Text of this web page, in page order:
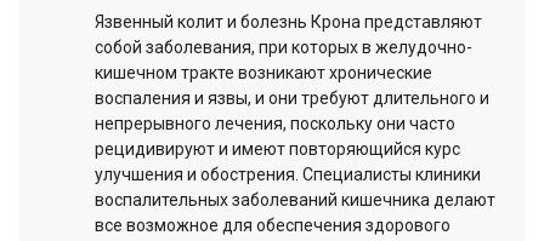
Язвенный колит и болезнь Крона представляют
собой заболевания, при которых в желудочно-
кишечном тракте возникают хронические
воспаления и язвы, и они требуют длительного и
непрерывного лечения, поскольку они часто
рецидивируют и имеют повторяющийся курс
улучшения и обострения. Специалисты клиники
воспалительных заболеваний кишечника делают
все возможное для обеспечения здорового